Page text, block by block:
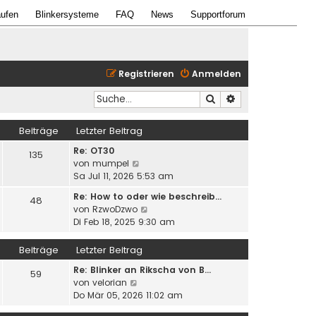
Blinkersysteme FAQ News Supportforum
Anmelden
Registrieren
Suche
Beiträge Letzter Beitrag
135
Re: OT30
von mumpel
e
e
s
t
e
r
B
e
i
t
Sa Jul 11, 2026 5:53 am
48
Re: How to oder wie beschreib…
von RzwoDzwo
e
s
t
r
B
Di Feb 18, 2025 9:30 am
Beiträge Letzter Beitrag
59
Re: Blinker an Rikscha von B…
von velorian
e
Do Mär 05, 2026 11:02 am